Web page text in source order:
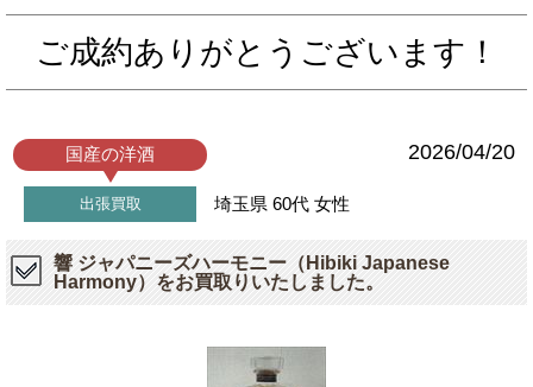
ご成約ありがとうございます！
国産の洋酒 2026/04/20
出張買取 埼玉県 60代 女性
響 ジャパニーズハーモニー（Hibiki Japanese
Harmony）をお買取りいたしました。